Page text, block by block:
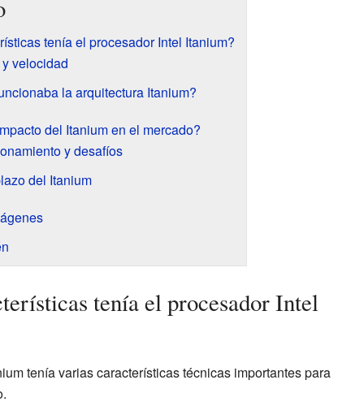
tenía el procesador Intel Itanium?
velocidad
la arquitectura Itanium?
del Itanium en el mercado?
y desafíos
del Itanium
tenía el procesador Intel
tenía varias características técnicas importantes para